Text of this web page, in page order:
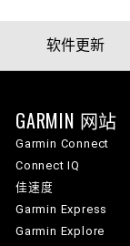
软件更新
GARMIN 网站
Garmin Connect
Connect IQ
佳速度
Garmin Express
Garmin Explore